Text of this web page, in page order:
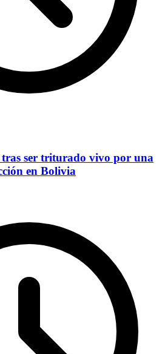
ser triturado vivo por una
en Bolivia